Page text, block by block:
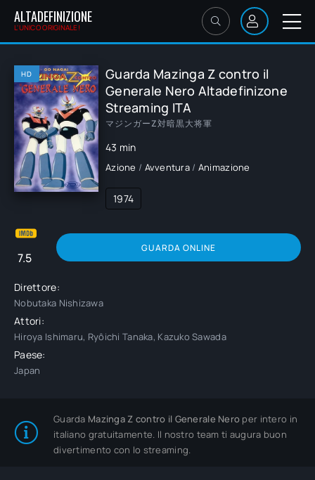
ALTADEFINIZIONE
L'UNICO ORIGINALE!
HD
Guarda Mazinga Z contro il
Generale Nero Altadefinizone
Streaming ITA
マジンガーZ対暗黒大将軍
43 min
Azione / Avventura / Animazione
1974
7.5
GUARDA ONLINE
Direttore:
Nobutaka Nishizawa
Attori:
Hiroya Ishimaru, Ryôichi Tanaka, Kazuko Sawada
Paese:
Japan
Guarda Mazinga Z contro il Generale Nero per intero in
italiano gratuitamente. Il nostro team ti augura buon
divertimento con lo streaming.